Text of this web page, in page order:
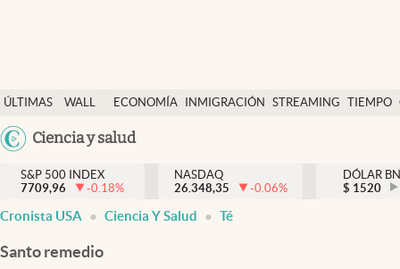
ÚLTIMAS
NOTICIAS
WALL
DÓLAR
ECONOMÍA INMIGRACIÓN STREAMING TIEMPO
México
Ciencia y salud
Finanzas y economía
Wall Street y dólar
Inmigración
S&P 500 INDEX
7709,96
-0.18%
NASDAQ
26.348,35
-0.06%
DÓLAR
$ 1520
Cronista USA Ciencia Y Salud Té
Santo remedio